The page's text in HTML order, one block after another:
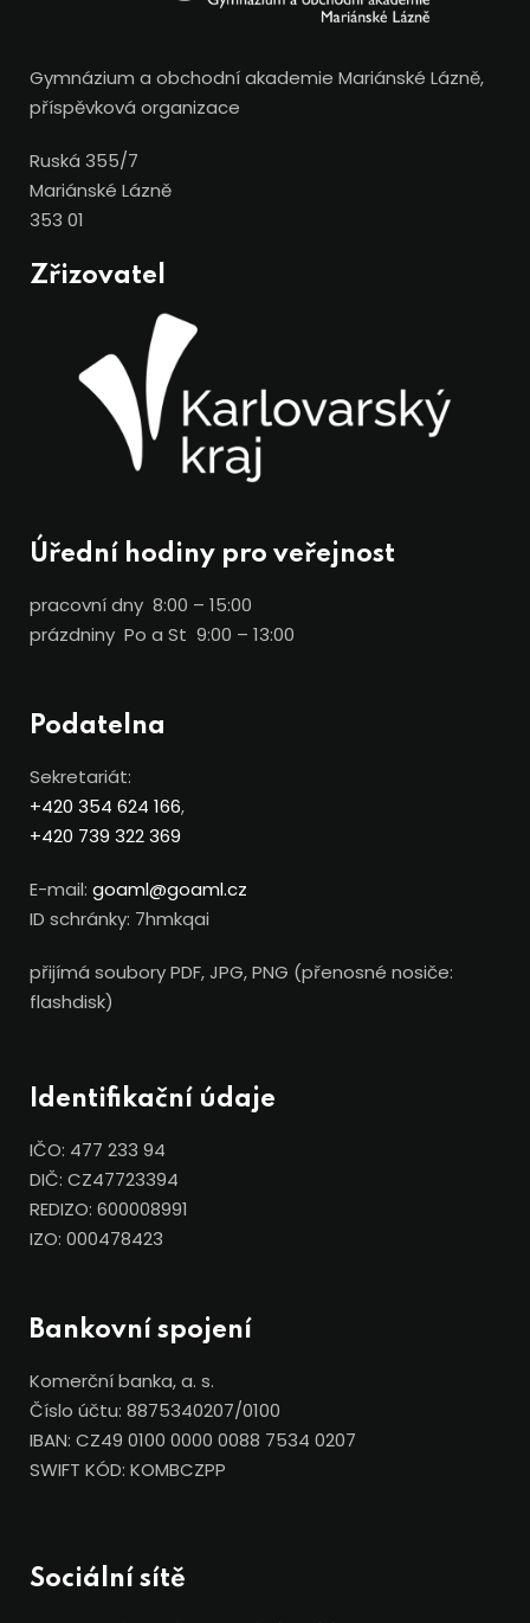
Gymnázium a obchodní akademie Mariánské Lázně,
příspěvková organizace
Ruská 355/7
Mariánské Lázně
353 01
Zřizovatel
Úřední hodiny pro veřejnost
pracovní dny 8:00 – 15:00
prázdniny Po a St 9:00 – 13:00
Podatelna
Sekretariát:
+420 354 624 166,
+420 739 322 369
E-mail: goaml@goaml.cz
ID schránky: 7hmkqai
přijímá soubory PDF, JPG, PNG (přenosné nosiče:
flashdisk)
Identifikační údaje
IČO: 477 233 94
DIČ: CZ47723394
REDIZO: 600008991
IZO: 000478423
Bankovní spojení
Komerční banka, a. s.
Číslo účtu: 8875340207/0100
IBAN: CZ49 0100 0000 0088 7534 0207
SWIFT KÓD: KOMBCZPP
Sociální sítě